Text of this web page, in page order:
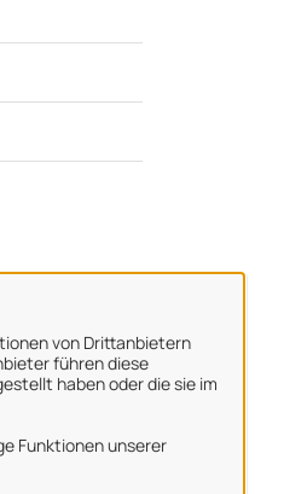
von Drittanbietern
führen diese
haben oder die sie im
Funktionen unserer